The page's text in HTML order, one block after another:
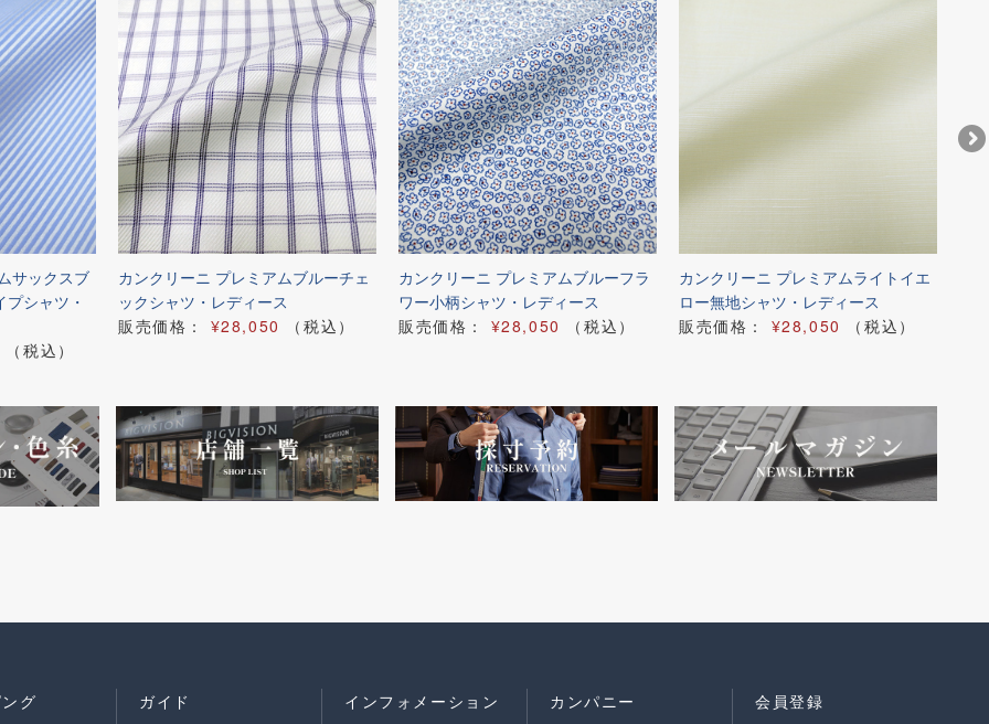
サックスブ
シャツ・
（税込）
カンクリーニ プレミアムブルーチェ
ックシャツ・レディース
販売価格： ¥28,050 （税込）
カンクリーニ プレミアムブルーフラ
ワー小柄シャツ・レディース
販売価格： ¥28,050 （税込）
カンクリーニ プレミアムライトイエ
ロー無地シャツ・レディース
販売価格： ¥28,050 （税込）
グ ガイド インフォメーション カンパニー
会員登録